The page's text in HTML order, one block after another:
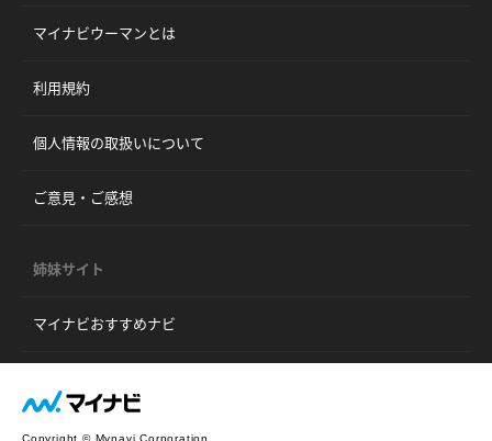
マイナビウーマンとは
利用規約
個人情報の取扱いについて
ご意見・ご感想
姉妹サイト
マイナビおすすめナビ
Copyright © Mynavi Corporation